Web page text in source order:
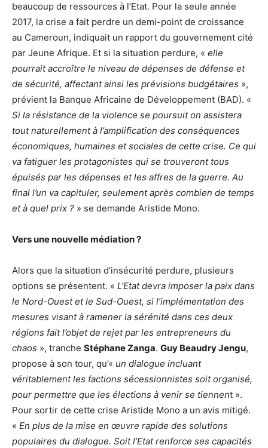
beaucoup de ressources à l’Etat. Pour la seule année
2017, la crise a fait perdre un demi-point de croissance
au Cameroun, indiquait un rapport du gouvernement cité
par Jeune Afrique. Et si la situation perdure, « elle
pourrait accroître le niveau de dépenses de défense et
de sécurité, affectant ainsi les prévisions budgétaires »,
prévient la Banque Africaine de Développement (BAD). «
Si la résistance de la violence se poursuit on assistera
tout naturellement à l’amplification des conséquences
économiques, humaines et sociales de cette crise. Ce qui
va fatiguer les protagonistes qui se trouveront tous
épuisés par les dépenses et les affres de la guerre. Au
final l’un va capituler, seulement après combien de temps
et à quel prix ? » se demande Aristide Mono.
Vers une nouvelle médiation ?
Alors que la situation d’insécurité perdure, plusieurs
options se présentent. « L’Etat devra imposer la paix dans
le Nord-Ouest et le Sud-Ouest, si l’implémentation des
mesures visant à ramener la sérénité dans ces deux
régions fait l’objet de rejet par les entrepreneurs du
chaos », tranche Stéphane Zanga. Guy Beaudry Jengu,
propose à son tour, qu’« un dialogue incluant
véritablement les factions sécessionnistes soit organisé,
pour permettre que les élections à venir se tiennent ».
Pour sortir de cette crise Aristide Mono a un avis mitigé.
« En plus de la mise en œuvre rapide des solutions
populaires du dialogue. Soit l’Etat renforce ses capacités